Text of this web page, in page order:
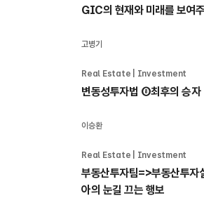
GIC의 현재와 미래를 보여
고병기
변동성투자법 ⑧최후의 승자
이승환
부동산투자팀=>부동산투자
아의 눈길 끄는 행보